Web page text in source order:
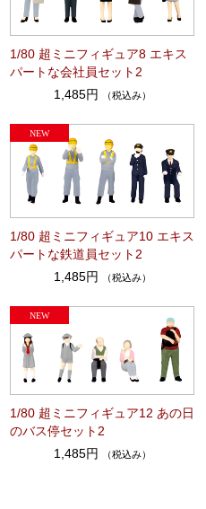
1/80 超ミニフィギュア8 エキス
パートな会社員セット2
1,485円
（税込み）
1/80 超ミニフィギュア10 エキス
パートな鉄道員セット2
1,485円
（税込み）
1/80 超ミニフィギュア12 あの日
のバス停セット2
1,485円
（税込み）